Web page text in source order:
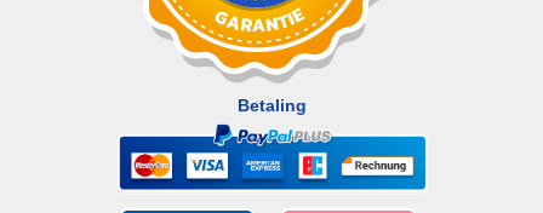
Betaling